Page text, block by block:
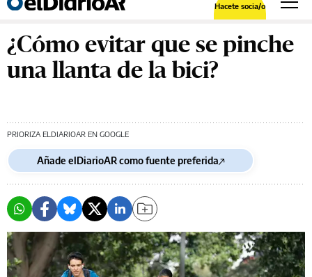
Hacete socia/o
¿Cómo evitar que se pinche
una llanta de la bici?
PRIORIZA ELDIARIOAR EN GOOGLE
Añade elDiarioAR como fuente preferida